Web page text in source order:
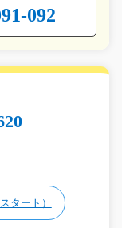
092
タート）